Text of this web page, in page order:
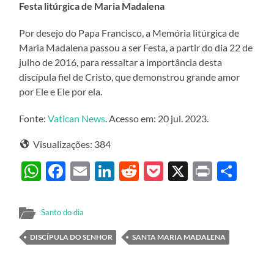
Festa litúrgica de Maria Madalena
Por desejo do Papa Francisco, a Memória litúrgica de
Maria Madalena passou a ser Festa, a partir do dia 22 de
julho de 2016, para ressaltar a importância desta
discípula fiel de Cristo, que demonstrou grande amor
por Ele e Ele por ela.
Fonte:Vatican News. Acesso em: 20 jul. 2023.
Visualizações: 384
WhatsApp
Facebook
EmailLinkedIn
Reddit
Pocket
X Print
Santo do dia
DISCÍPULA DO SENHOR SANTA MARIA MADALENA